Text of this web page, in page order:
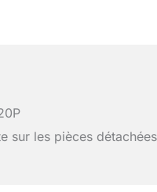
sur les pièces détachées